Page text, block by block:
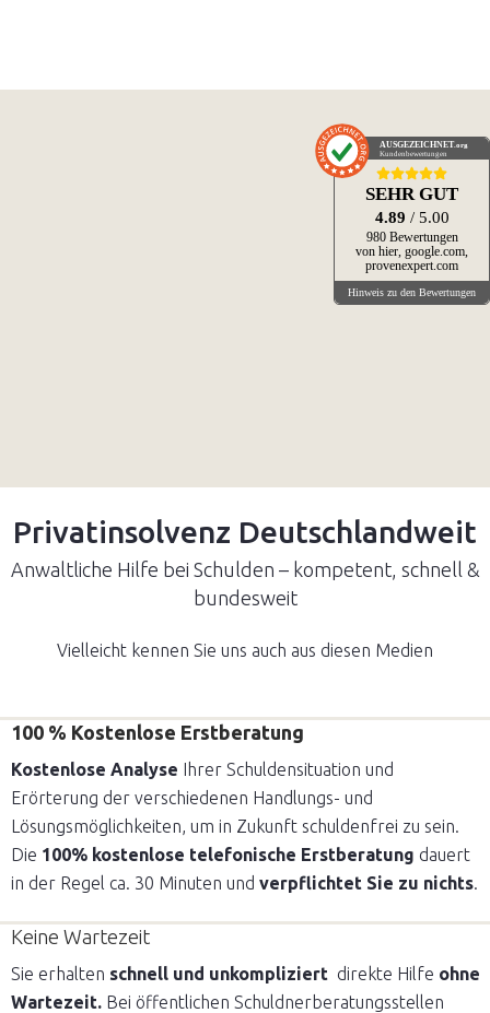
AUSGEZEICHNET.org
Kundenbewertungen
SEHR GUT
4.89 / 5.00
980 Bewertungen
von hier, google.com,
provenexpert.com
Hinweis zu den Bewertungen
Privatinsolvenz Deutschlandweit
Anwaltliche Hilfe bei Schulden – kompetent, schnell &
bundesweit
Vielleicht kennen Sie uns auch aus diesen Medien
100 % Kostenlose Erstberatung
Kostenlose Analyse Ihrer Schuldensituation und
Erörterung der verschiedenen Handlungs- und
Lösungsmöglichkeiten, um in Zukunft schuldenfrei zu sein.
Die 100% kostenlose telefonische Erstberatung dauert
in der Regel ca. 30 Minuten und verpflichtet Sie zu nichts.
Keine Wartezeit
Sie erhalten schnell und unkompliziert direkte Hilfe ohne
Wartezeit. Bei öffentlichen Schuldnerberatungsstellen